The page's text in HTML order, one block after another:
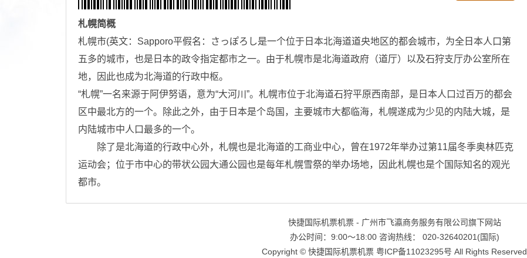
札幌简概
札幌市(英文：Sapporo平假名：さっぽろし是一个位于日本北海道道央地区的都会城市，为全日本人口第
五多的城市，也是日本的政令指定都市之一。由于札幌市是北海道政府（道厅）以及石狩支厅办公室所在
地，因此也成为北海道的行政中枢。
“札幌”一名来源于阿伊努语，意为“大河川”。札幌市位于北海道石狩平原西南部，是日本人口过百万的都会
区中最北方的一个。除此之外，由于日本是个岛国，主要城市大都临海，札幌遂成为少见的内陆大城，是
内陆城市中人口最多的一个。
除了是北海道的行政中心外，札幌也是北海道的工商业中心，曾在1972年举办过第11届冬季奥林匹克
运动会；位于市中心的带状公园大通公园也是每年札幌雪祭的举办场地，因此札幌也是个国际知名的观光
都市。
快捷国际机票机票 - 广州市飞瀛商务服务有限公司旗下网站
办公时间：9:00～18:00 咨询热线： 020-32640201(国际)
Copyright © 快捷国际机票机票 粤ICP备11023295号 All Rights Reserved